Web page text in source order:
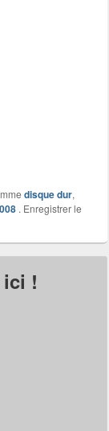
disque dur,
. Enregistrer le
!